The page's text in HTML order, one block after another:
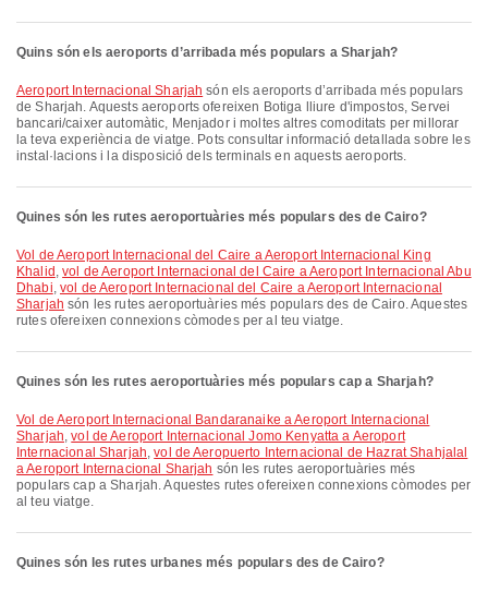
Quins són els aeroports d’arribada més populars a Sharjah?
Aeroport Internacional Sharjah són els aeroports d’arribada més populars
de Sharjah. Aquests aeroports ofereixen Botiga lliure d'impostos, Servei
bancari/caixer automàtic, Menjador i moltes altres comoditats per millorar
la teva experiència de viatge. Pots consultar informació detallada sobre les
instal·lacions i la disposició dels terminals en aquests aeroports.
Quines són les rutes aeroportuàries més populars des de Cairo?
vol de Aeroport Internacional del Caire a Aeroport Internacional King
Khalid ,vol de Aeroport Internacional del Caire a Aeroport Internacional Abu
Dhabi, vol de Aeroport Internacional del Caire a Aeroport Internacional
Sharjah són les rutes aeroportuàries més populars des de Cairo. Aquestes
rutes ofereixen connexions còmodes per al teu viatge.
Quines són les rutes aeroportuàries més populars cap a Sharjah?
vol de Aeroport Internacional Bandaranaike a Aeroport Internacional
Sharjah,vol de Aeroport Internacional Jomo Kenyatta a Aeroport
Internacional Sharjah,vol de Aeropuerto Internacional de Hazrat Shahjalal
a Aeroport Internacional Sharjah són les rutes aeroportuàries més
populars cap a Sharjah. Aquestes rutes ofereixen connexions còmodes per
al teu viatge.
Quines són les rutes urbanes més populars des de Cairo?